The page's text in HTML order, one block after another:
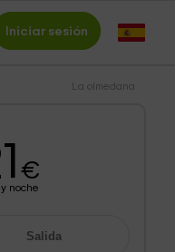
Iniciar sesión
La olmedana
€
noche